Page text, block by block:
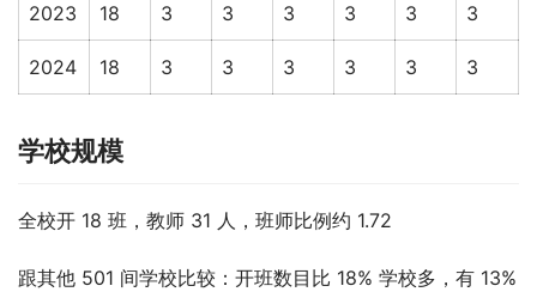
2023 18 3 3 3 3 3 3
2024 18 3 3 3 3 3 3
学校规模
全校开 18 班，教师 31 人，班师比例约 1.72
跟其他 501 间学校比较：开班数目比 18% 学校多，有 13%